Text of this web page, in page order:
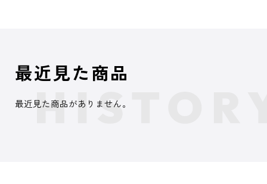
最近見た商品
最近見た商品がありません。